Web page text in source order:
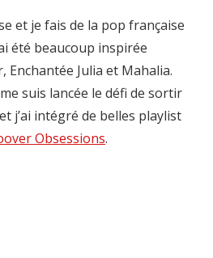
et je fais de la pop française
été beaucoup inspirée
Julia et Mahalia.
suis lancée le défi de sortir
j’ai intégré de belles playlist
Obsessions.